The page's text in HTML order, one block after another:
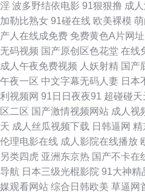
99AV 天天终合网天天 久久婷婷久久网
酒店 香蕉视频 av福利姬网站 免费观看
乱轮网站 91在线精品视频导航 欧美亚
三区 91麻豆网址视频 老湿AV 91黄在
天性视频 91尤物新网址 欧美黄色A片导
在线国产 av黄色片网址大全 欧美性爱
看 影音先锋少妇黑丝 国产40页 色女人
淫 波多野结依电影 91狠狠撸 成
加勒比熟女 91碰在线 欧美裸模
产人在线成免费 免费黄色A片网址
无码视频 国产原创区色花堂 在线
成人午夜免费视频 人妖射精 国产
午夜一区 中文字幕无码人妻 日本
利视频网 91日日夜夜91 超碰碰天
区二区 国产激情视频网站 成人视
天 成人丝瓜视频下载 日韩逼网 精
伦理电影在线 成人影院在线播放
另类四虎 亚洲东京热 国产不卡在
导航 日本三级光棍影院 91大神精
媒观看网站 综合日韩欧美 草逼网